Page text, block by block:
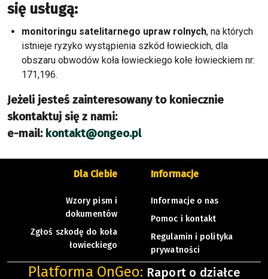
się usługą:
monitoringu satelitarnego upraw rolnych, na których
istnieje ryzyko wystąpienia szkód łowieckich, dla
obszaru obwodów koła łowieckiego kołe łowieckiem nr:
171,196.
Jeżeli jesteś zainteresowany to koniecznie
skontaktuj się z nami:
e-mail: kontakt@ongeo.pl
Dla Ciebie
Wzory pism i
dokumentów
Zgłoś szkodę do koła
łowieckiego
Informacje
Informacje o nas
Pomoc i kontakt
Regulamin i polityka
prywatności
Platforma OnGeo: Raport o działce